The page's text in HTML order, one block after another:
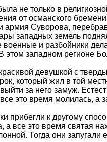
не только в
от османского
армия Суворова,
западных земель
военные и разбойники
этом западном регионе
девушкой с
который жил в той
за него замуж.
это время молилась, а
прибегли к другому
а все это время святая
Тогда они